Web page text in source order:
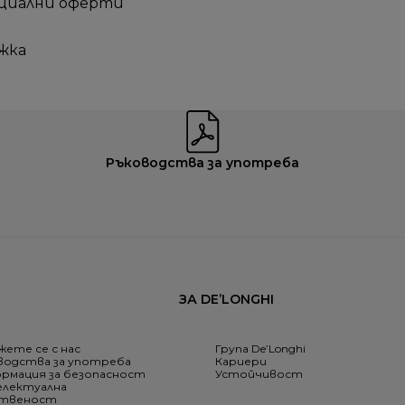
Ръководства за употреба
се с нас
за употреба
за безопасност
ЗА DE’LONGHI
Група De’Longhi
Кариери
Устойчивост